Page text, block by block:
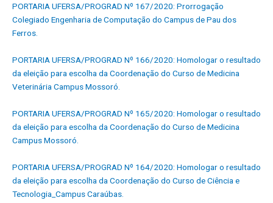
PORTARIA UFERSA/PROGRAD Nº 167/2020: Prorrogação
Colegiado Engenharia de Computação do Campus de Pau dos
Ferros.
PORTARIA UFERSA/PROGRAD Nº 166/2020: Homologar o resultado
da eleição para escolha da Coordenação do Curso de Medicina
Veterinária Campus Mossoró.
PORTARIA UFERSA/PROGRAD Nº 165/2020: Homologar o resultado
da eleição para escolha da Coordenação do Curso de Medicina
Campus Mossoró.
PORTARIA UFERSA/PROGRAD Nº 164/2020: Homologar o resultado
da eleição para escolha da Coordenação do Curso de Ciência e
Tecnologia_Campus Caraúbas.